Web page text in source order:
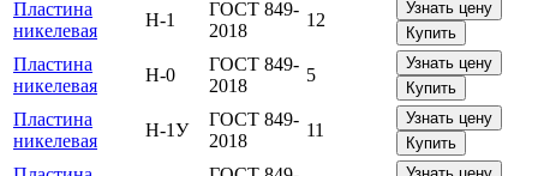
Пластина
никелевая
Н-1
ГОСТ 849-
2018
12
Узнать цену
Купить
Пластина
никелевая
Н-0
ГОСТ 849-
2018
5
Узнать цену
Купить
Пластина
никелевая
Н-1У
ГОСТ 849-
2018
11
Узнать цену
Купить